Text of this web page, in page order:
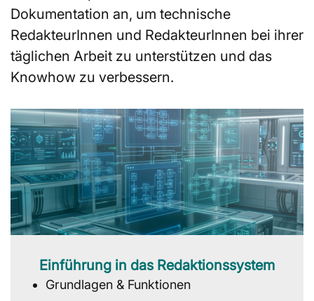
Dokumentation an, um technische
RedakteurInnen und RedakteurInnen bei ihrer
täglichen Arbeit zu unterstützen und das
Knowhow zu verbessern.
Einführung in das Redaktionssystem
Grundlagen & Funktionen